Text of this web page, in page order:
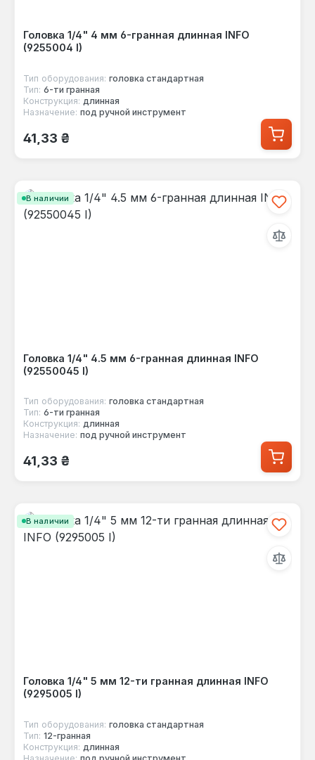
Головка 1/4" 4 мм 6-гранная длинная INFO
(9255004 I)
Тип оборудования: головка стандартная
Тип: 6-ти гранная
Конструкция: длинная
Назначение: под ручной инструмент
Обычная цена:
41,33 ₴
В наличии
Головка 1/4" 4.5 мм 6-гранная длинная INFO
(92550045 I)
Тип оборудования: головка стандартная
Тип: 6-ти гранная
Конструкция: длинная
Назначение: под ручной инструмент
Обычная цена:
41,33 ₴
В наличии
Головка 1/4" 5 мм 12-ти гранная длинная INFO
(9295005 I)
Тип оборудования: головка стандартная
Тип: 12-гранная
Конструкция: длинная